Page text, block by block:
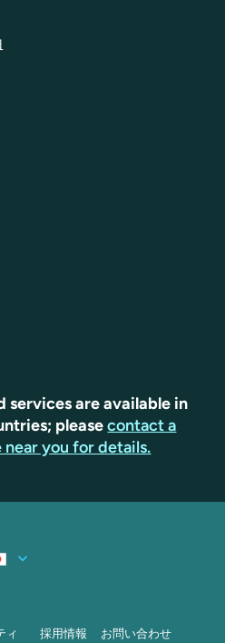
services are available in
pleasecontact a
you for details.
ィ 採用情報 お問い合わせ